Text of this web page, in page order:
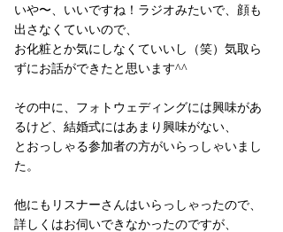
いや〜、いいですね！ラジオみたいで、顔も
出さなくていいので、
お化粧とか気にしなくていいし（笑）気取ら
ずにお話ができたと思います^^
その中に、フォトウェディングには興味があ
るけど、結婚式にはあまり興味がない、
とおっしゃる参加者の方がいらっしゃいまし
た。
他にもリスナーさんはいらっしゃったので、
詳しくはお伺いできなかったのですが、